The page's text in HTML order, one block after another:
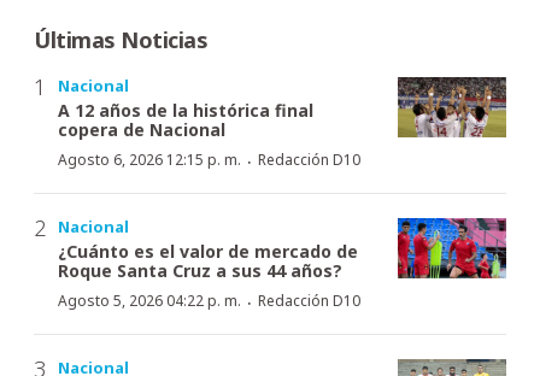
Últimas Noticias
Nacional
A 12 años de la histórica final
copera de Nacional
Agosto 6, 2026 12:15 p. m. · Redacción D10
Nacional
¿Cuánto es el valor de mercado de
Roque Santa Cruz a sus 44 años?
Agosto 5, 2026 04:22 p. m. · Redacción D10
Nacional